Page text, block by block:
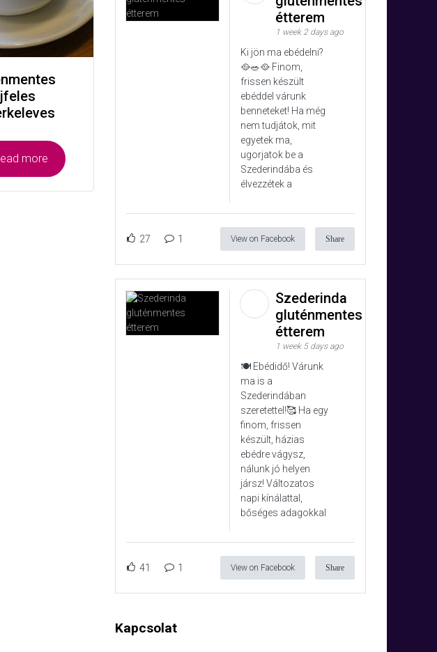
more
étterem
1 week 2 days ago
Ki jön ma ebédelni?
🥘🥗🥘 Finom,
frissen készült
ebéddel várunk
benneteket! Ha még
nem tudjátok, mit
egyetek ma,
ugorjatok be a
Szederindába és
élvezzétek a
27 1 View on Facebook Share
Szederinda
gluténmentes
étterem
1 week 5 days ago
🍽️ Ebédidő! Várunk
ma is a
Szederindában
szeretettel!🥰 Ha egy
finom, frissen
készült, házias
ebédre vágysz,
nálunk jó helyen
jársz! Változatos
napi kínálattal,
bőséges adagokkal
41 1 View on Facebook Share
Kapcsolat